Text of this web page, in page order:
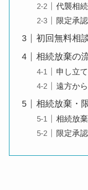
代襲相
限定承
初回無料相
相続放棄の
申し立
遠方か
相続放棄・
相続放棄
限定承認